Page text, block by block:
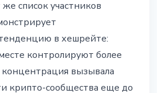
список участников
в хешрейте:
контролируют более
вызывала
крипто-сообщества еще до